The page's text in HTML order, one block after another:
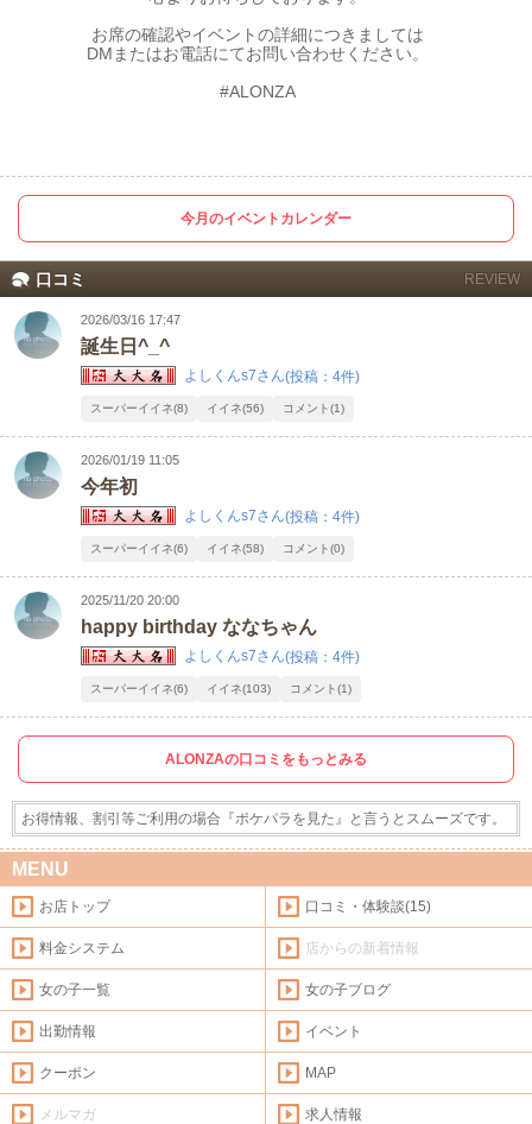
お席の確認やイベントの詳細につきましては
DMまたはお電話にてお問い合わせください。
#ALONZA
今月のイベントカレンダー
口コミ REVIEW
2026/03/16 17:47
誕生日^_^
よしくんs7さん(投稿：4件)
スーパーイイネ(8) イイネ(56) コメント(1)
2026/01/19 11:05
今年初
よしくんs7さん(投稿：4件)
スーパーイイネ(6) イイネ(58) コメント(0)
2025/11/20 20:00
happy birthday ななちゃん
よしくんs7さん(投稿：4件)
スーパーイイネ(6) イイネ(103) コメント(1)
ALONZAの口コミをもっとみる
お得情報、割引等ご利用の場合『ポケパラを見た』と言うとスムーズです。
MENU
お店トップ 口コミ・体験談(15)
料金システム 店からの新着情報
女の子一覧 女の子ブログ
出勤情報 イベント
クーポン MAP
メルマガ 求人情報